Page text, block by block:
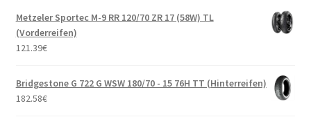
Metzeler Sportec M-9 RR 120/70 ZR 17 (58W) TL
(Vorderreifen)
121.39€
Bridgestone G 722 G WSW 180/70 - 15 76H TT (Hinterreifen)
182.58€